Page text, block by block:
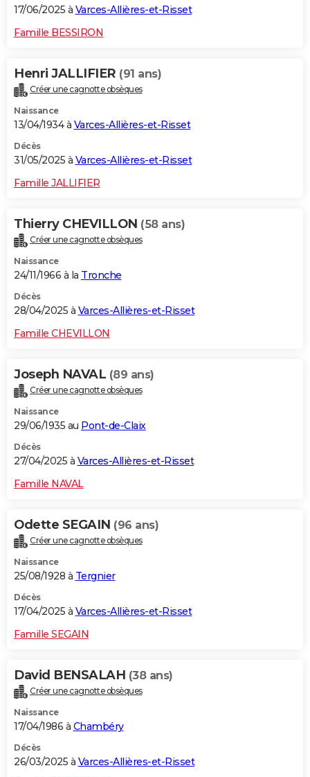
17/06/2025 à Varces-Allières-et-Risset
Famille BESSIRON
Henri JALLIFIER (91 ans)
Créer une cagnotte obsèques
Naissance
13/04/1934 à Varces-Allières-et-Risset
Décès
31/05/2025 à Varces-Allières-et-Risset
Famille JALLIFIER
Thierry CHEVILLON (58 ans)
Créer une cagnotte obsèques
Naissance
24/11/1966 à la Tronche
Décès
28/04/2025 à Varces-Allières-et-Risset
Famille CHEVILLON
Joseph NAVAL (89 ans)
Créer une cagnotte obsèques
Naissance
29/06/1935 au Pont-de-Claix
Décès
27/04/2025 à Varces-Allières-et-Risset
Famille NAVAL
Odette SEGAIN (96 ans)
Créer une cagnotte obsèques
Naissance
25/08/1928 à Tergnier
Décès
17/04/2025 à Varces-Allières-et-Risset
Famille SEGAIN
David BENSALAH (38 ans)
Créer une cagnotte obsèques
Naissance
17/04/1986 à Chambéry
Décès
26/03/2025 à Varces-Allières-et-Risset